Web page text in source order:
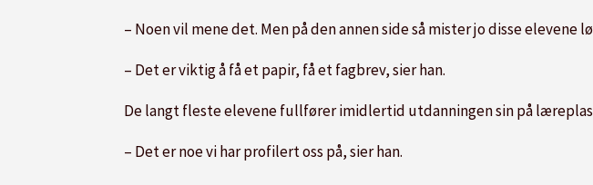
– Noen vil mene det. Men på den annen side så mister jo disse
– Det er viktig å få et papir, få et fagbrev, sier han.
De langt fleste elevene fullfører imidlertid utdanningen sin på
– Det er noe vi har profilert oss på, sier han.